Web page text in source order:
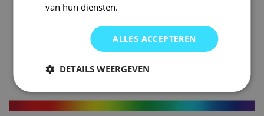
van hun diensten.
ALLES ACCEPTEREN
DETAILS WEERGEVEN